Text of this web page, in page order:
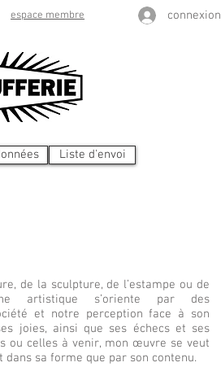
connexion
espace membre
Liste d'envoi
de la sculpture, de l’estampe ou de
artistique s’oriente par des
et notre perception face à son
joies, ainsi que ses échecs et ses
ou celles à venir, mon œuvre se veut
sa forme que par son contenu.